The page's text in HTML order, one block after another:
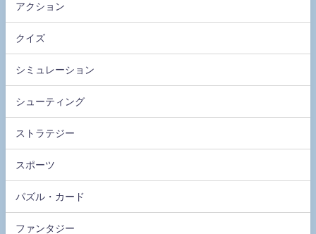
アクション
クイズ
シミュレーション
シューティング
ストラテジー
スポーツ
パズル・カード
ファンタジー